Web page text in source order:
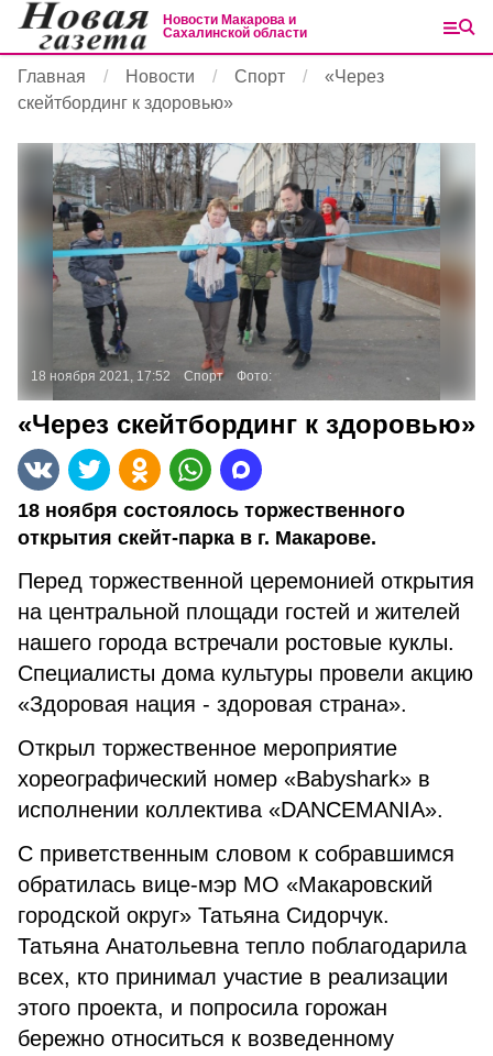
Новости Макарова и
Сахалинской области
Главная Новости Спорт
«Через
скейтбординг к здоровью»
18 ноября 2021, 17:52 Спорт Фото:
«Через скейтбординг к здоровью»
18 ноября состоялось торжественного
открытия скейт-парка в г. Макарове.
Перед торжественной церемонией открытия
на центральной площади гостей и жителей
нашего города встречали ростовые куклы.
Специалисты дома культуры провели акцию
«Здоровая нация - здоровая страна».
Открыл торжественное мероприятие
хореографический номер «Babyshark» в
исполнении коллектива «DANCEMANIA».
С приветственным словом к собравшимся
обратилась вице-мэр МО «Макаровский
городской округ» Татьяна Сидорчук.
Татьяна Анатольевна тепло поблагодарила
всех, кто принимал участие в реализации
этого проекта, и попросила горожан
бережно относиться к возведенному